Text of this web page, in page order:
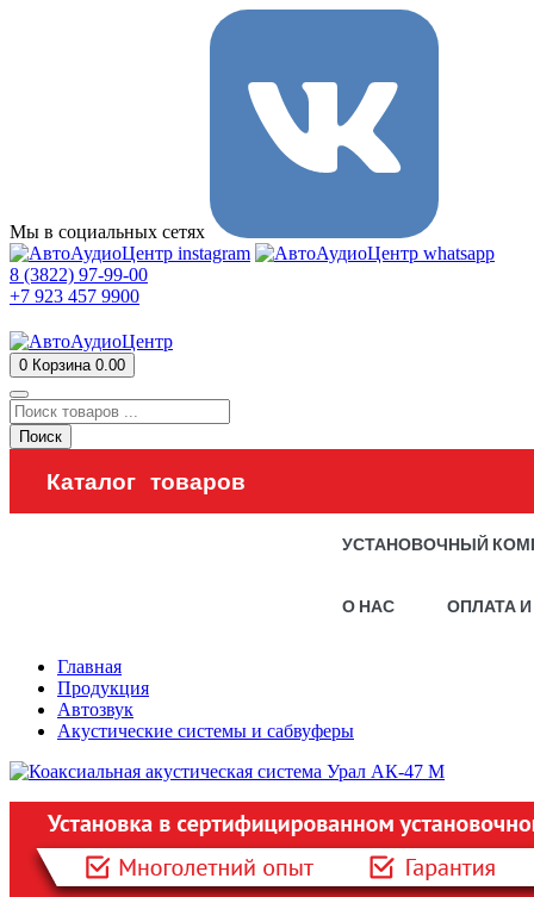
Мы в социальных сетях
8 (3822) 97-99-00
+7 923 457 9900
0 Корзина 0.00
Поиск
Каталог товаров
УСТАНОВОЧНЫЙ
О НАС ОПЛАТА
Главная
Продукция
Автозвук
Акустические системы и сабвуферы